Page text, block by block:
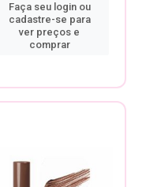
Faça seu login ou
cadastre-se para
ver preços e
comprar